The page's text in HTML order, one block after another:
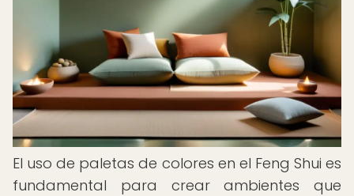
El uso de paletas de colores en el Feng Shui es
fundamental para crear ambientes que